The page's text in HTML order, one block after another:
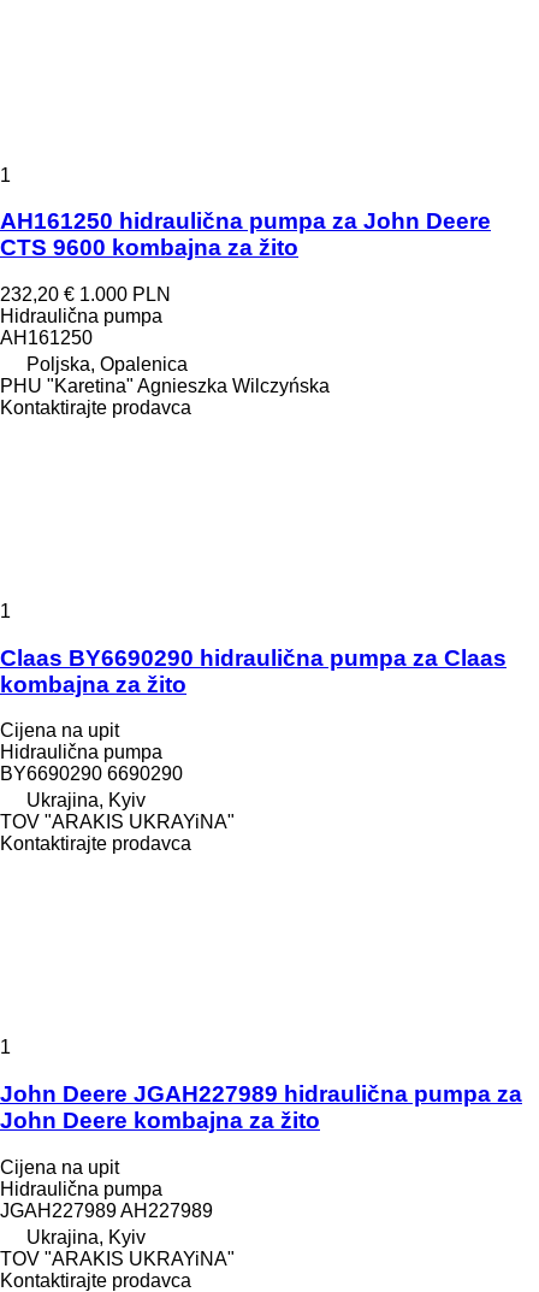
1
AH161250 hidraulična pumpa za John Deere
CTS 9600 kombajna za žito
232,20 € 1.000 PLN
Hidraulična pumpa
AH161250
Poljska, Opalenica
PHU "Karetina" Agnieszka Wilczyńska
Kontaktirajte prodavca
1
Claas BY6690290 hidraulična pumpa za Claas
kombajna za žito
Cijena na upit
Hidraulična pumpa
BY6690290 6690290
Ukrajina, Kyiv
TOV "ARAKIS UKRAYiNA"
Kontaktirajte prodavca
1
John Deere JGAH227989 hidraulična pumpa za
John Deere kombajna za žito
Cijena na upit
Hidraulična pumpa
JGAH227989 AH227989
Ukrajina, Kyiv
TOV "ARAKIS UKRAYiNA"
Kontaktirajte prodavca